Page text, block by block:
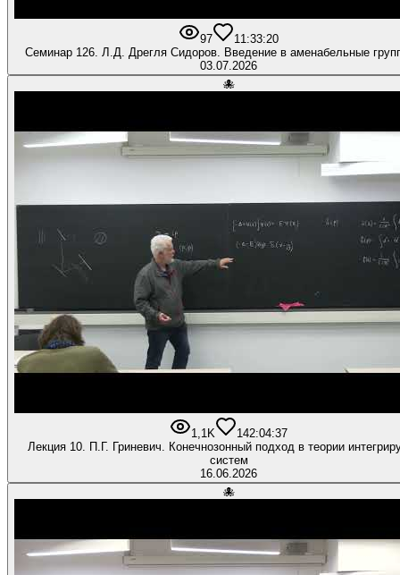
97 1 1:33:20
Семинар 126. Л.Д. Дрегля Сидоров. Введение в аменабельные
03.07.2026
🐙
1,1K 142:04:37
Лекция 10. П.Г. Гриневич. Конечнозонный подход в теории
систем
16.06.2026
🐙